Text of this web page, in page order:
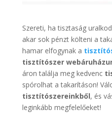
Szereti, ha tisztaság
akar sok pénzt költeni a
hamar elfogynak a
tisztítószer
áron találja meg kedvenc
spórolhat a takarításon!
tisztítószereinkből, és
leginkább megfelelőeket!